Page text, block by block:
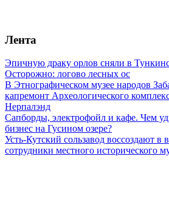
Лента
Эпичную драку орлов сняли в
Осторожно: логово лесных ос
В Этнографическом музее народов
капремонт Археологического
Нерпалэнд
Сапборды, электрофойл и кафе. Чем
бизнес на Гусином озере?
Усть-Кутский сользавод воссоздают в
сотрудники местного исторического